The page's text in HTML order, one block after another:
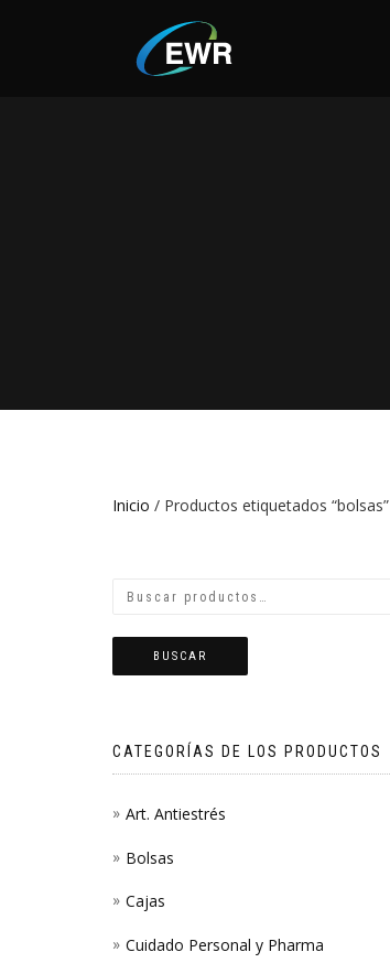
Inicio / Productos etiquetados “bolsas”
BUSCAR
CATEGORÍAS DE LOS PRODUCTOS
Art. Antiestrés
Bolsas
Cajas
Cuidado Personal y Pharma